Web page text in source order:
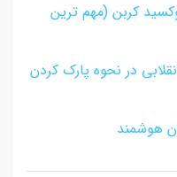
کربن (مهم ترین
در نحوه پارک کردن